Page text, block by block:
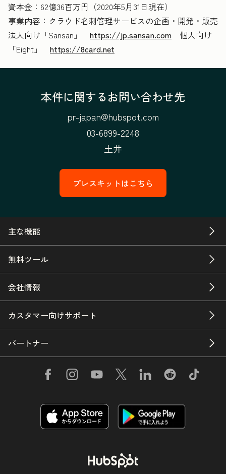
資本金：62億36百万円（2020年5月31日現在）
事業内容：クラウド名刺管理サービスの企画・開発・販売
法人向け「Sansan」 https://jp.sansan.com 個人向け
「Eight」 https://8card.net
本件に関するお問い合わせ先
pr-japan@hubspot.com
03-6899-2248
土井
プレスキットはこちら
主な機能
無料ツール
会社情報
カスタマー向けサポート
パートナー